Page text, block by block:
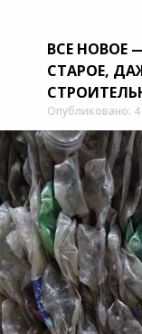
ВСЕ НОВОЕ
СТАРОЕ,
Опубликовано: 4